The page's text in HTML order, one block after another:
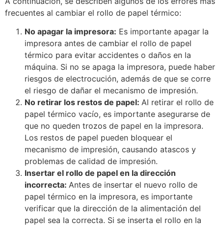
frecuentes al cambiar el rollo de papel térmico:
No apagar la impresora: Es importante apagar la
impresora antes de cambiar el rollo de papel
térmico para evitar accidentes o daños en la
máquina. Si no se apaga la impresora, puede haber
riesgos de electrocución, además de que se corre
el riesgo de dañar el mecanismo de impresión.
No retirar los restos de papel: Al retirar el rollo de
papel térmico vacío, es importante asegurarse de
que no queden trozos de papel en la impresora.
Los restos de papel pueden bloquear el
mecanismo de impresión, causando atascos y
problemas de calidad de impresión.
Insertar el rollo de papel en la dirección
incorrecta: Antes de insertar el nuevo rollo de
papel térmico en la impresora, es importante
verificar que la dirección de la alimentación del
papel sea la correcta. Si se inserta el rollo en la